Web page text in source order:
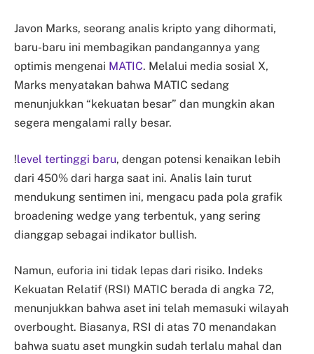
Javon Marks, seorang analis kripto yang dihormati,
baru-baru ini membagikan pandangannya yang
optimis mengenai MATIC. Melalui media sosial X,
Marks menyatakan bahwa MATIC sedang
menunjukkan “kekuatan besar” dan mungkin akan
segera mengalami rally besar.
!level tertinggi baru, dengan potensi kenaikan lebih
dari 450% dari harga saat ini. Analis lain turut
mendukung sentimen ini, mengacu pada pola grafik
broadening wedge yang terbentuk, yang sering
dianggap sebagai indikator bullish.
Namun, euforia ini tidak lepas dari risiko. Indeks
Kekuatan Relatif (RSI) MATIC berada di angka 72,
menunjukkan bahwa aset ini telah memasuki wilayah
overbought. Biasanya, RSI di atas 70 menandakan
bahwa suatu aset mungkin sudah terlalu mahal dan